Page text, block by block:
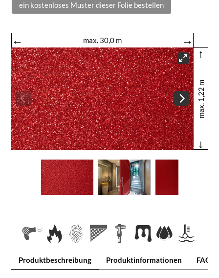
ein kostenloses Muster dieser Folie bestellen
← max. 30,0 m
→
↑
max. 1,22 m
↓
Produktbeschreibung Produktinformationen FAQ